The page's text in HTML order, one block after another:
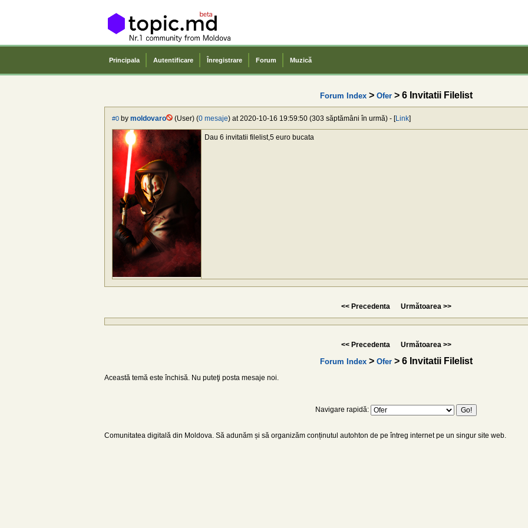
Principala Autentificare Înregistrare Forum Muzică
Forum Index> Ofer> 6 Invitatii Filelist
#0 by moldovaro (User) (0 mesaje) at 2020-10-16 19:59:50 (303 săptămâni în urmă) - [Link]
Dau 6 invitatii filelist,5 euro bucata
<< Precedenta Următoarea >>
<< Precedenta Următoarea >>
Forum Index> Ofer> 6 Invitatii Filelist
Această temă este închisă. Nu puteţi posta mesaje noi.
Navigare rapidă:
Comunitatea digitală din Moldova. Să adunăm și să organizăm conținutul autohton de pe întreg internet pe un singur site web.